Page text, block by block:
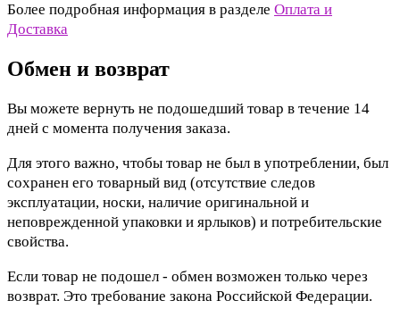
Более подробная информация в разделе Оплата и
Доставка
Обмен и возврат
Вы можете вернуть не подошедший товар в течение 14
дней с момента получения заказа.
Для этого важно, чтобы товар не был в употреблении, был
сохранен его товарный вид (отсутствие следов
эксплуатации, носки, наличие оригинальной и
неповрежденной упаковки и ярлыков) и потребительские
свойства.
Если товар не подошел - обмен возможен только через
возврат. Это требование закона Российской Федерации.